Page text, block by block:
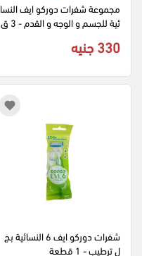
مجموعة شفرات دوركو ايف النسا
ئية للجسم و الوجه و القدم - 3 ق
330 جنيه
شفرات دوركو ايف 6 النسائية بج
ل ترطيب - 1 قطعة